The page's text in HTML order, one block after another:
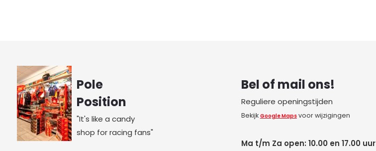
Pole
Position
"It's like a candy
shop for racing fans"
Bel of mail ons!
Reguliere openingstijden
Bekijk Google Mapsvoor wijzigingen
Ma t/m Za open: 10.00 en 17.00 uur